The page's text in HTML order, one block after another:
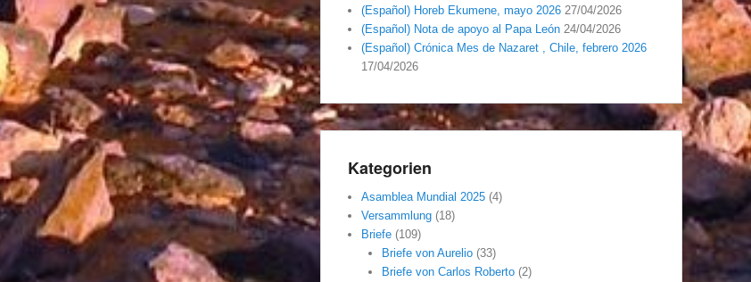
(Español) Horeb Ekumene, mayo 2026 27/04/2026
(Español) Nota de apoyo al Papa León 24/04/2026
(Español) Crónica Mes de Nazaret , Chile, febrero 2026
17/04/2026
Kategorien
Asamblea Mundial 2025 (4)
Versammlung (18)
Briefe (109)
Briefe von Aurelio(33)
Briefe von Carlos Roberto(2)